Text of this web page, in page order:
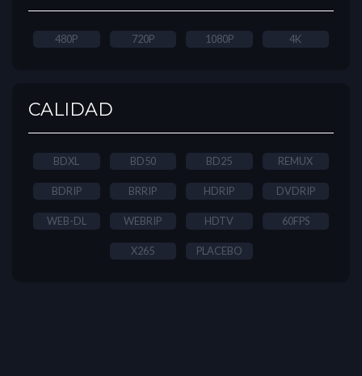
480P 720P 1080P 4K
CALIDAD
BDXL BD50 BD25 REMUX
BDRIP BRRIP HDRIP DVDRIP
WEB-DL WEBRIP HDTV 60FPS
X265 PLACEBO